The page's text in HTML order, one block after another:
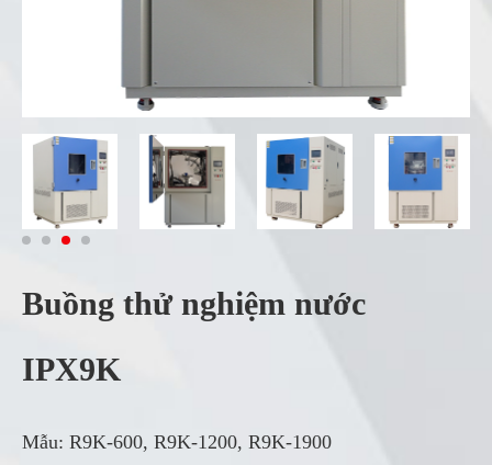
Buồng thử nghiệm nước
IPX9K
Mẫu: R9K-600, R9K-1200, R9K-1900